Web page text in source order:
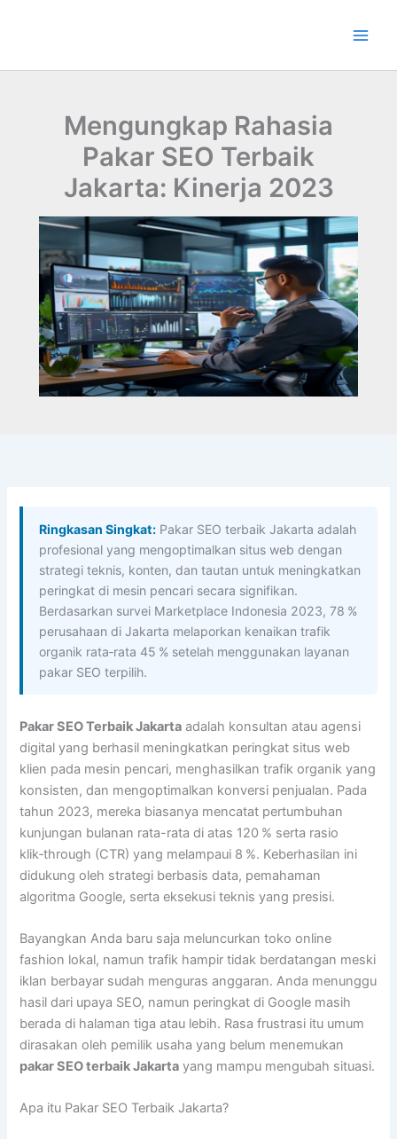
Mengungkap Rahasia
Pakar SEO Terbaik
Jakarta: Kinerja 2023
Ringkasan Singkat: Pakar SEO terbaik Jakarta adalah
profesional yang mengoptimalkan situs web dengan
strategi teknis, konten, dan tautan untuk meningkatkan
peringkat di mesin pencari secara signifikan.
Berdasarkan survei Marketplace Indonesia 2023, 78 %
perusahaan di Jakarta melaporkan kenaikan trafik
organik rata‑rata 45 % setelah menggunakan layanan
pakar SEO terpilih.
Pakar SEO Terbaik Jakarta adalah konsultan atau agensi
digital yang berhasil meningkatkan peringkat situs web
klien pada mesin pencari, menghasilkan trafik organik yang
konsisten, dan mengoptimalkan konversi penjualan. Pada
tahun 2023, mereka biasanya mencatat pertumbuhan
kunjungan bulanan rata-rata di atas 120 % serta rasio
klik‑through (CTR) yang melampaui 8 %. Keberhasilan ini
didukung oleh strategi berbasis data, pemahaman
algoritma Google, serta eksekusi teknis yang presisi.
Bayangkan Anda baru saja meluncurkan toko online
fashion lokal, namun trafik hampir tidak berdatangan meski
iklan berbayar sudah menguras anggaran. Anda menunggu
hasil dari upaya SEO, namun peringkat di Google masih
berada di halaman tiga atau lebih. Rasa frustrasi itu umum
dirasakan oleh pemilik usaha yang belum menemukan
pakar SEO terbaik Jakarta yang mampu mengubah situasi.
Apa itu Pakar SEO Terbaik Jakarta?